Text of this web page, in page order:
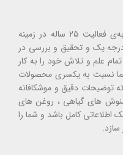
مدیریت فروشگاه اینترنتی نیان با تجربه‌ی فعالیت ۲۵ ساله در زمینه
یک و تحقیق و بررسی در
علم و تلاش خود را به کار
شما نسبت به یکسری محصولات
توضیحات دقیق و موشکافانه
های گیاهی ، روغن های
کامل باشد و شما را